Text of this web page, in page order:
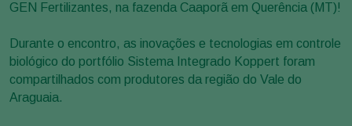
GEN Fertilizantes, na fazenda Caaporã em Querência (MT)!
Durante o encontro, as inovações e tecnologias em controle
biológico do portfólio Sistema Integrado Koppert foram
compartilhados com produtores da região do Vale do
Araguaia.